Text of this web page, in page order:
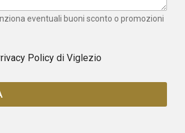
eventuali buoni sconto o promozioni
Policy di Viglezio